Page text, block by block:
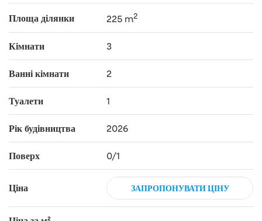
Площа ділянки 225 m2
Кімнати 3
Ванні кімнати 2
Туалети 1
Рік будівництва 2026
Поверх 0/1
Ціна ЗАПРОПОНУВАТИ ЦІНУ